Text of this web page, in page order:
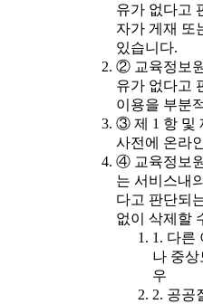
유가 없다고
자가 게재 또
있습니다.
② 교육정보
유가 없다고
이용을 부분
③ 제 1 항 및
사전에 온라
④ 교육정보
는 서비스내
다고 판단되
없이 삭제할
1. 다른
나 중
우
2. 공공